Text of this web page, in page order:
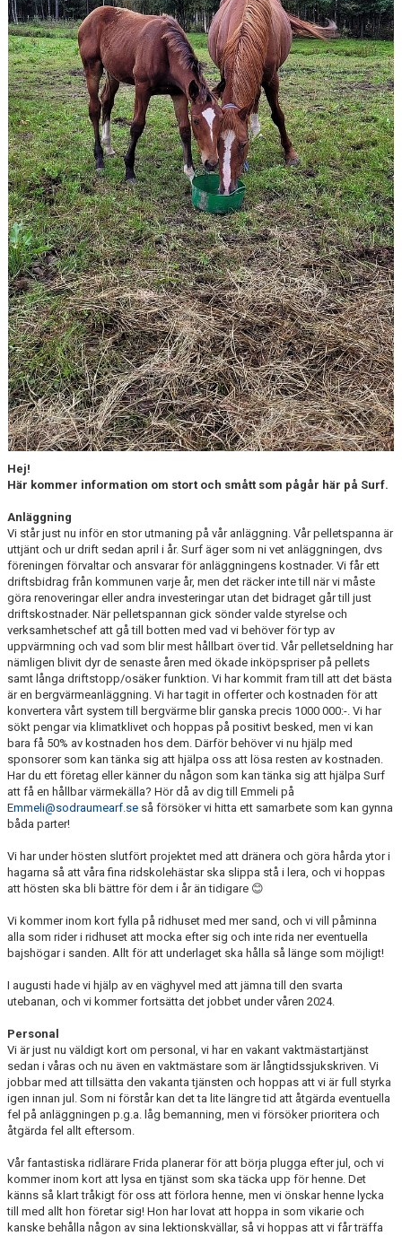
SURF-FONDEN
SURF-HÄNG
TORSDAGSDRESSYREN
BOKNINGAR
Hej!
Här kommer information om stort och smått som pågår här på Surf.
Anläggning
Vi står just nu inför en stor utmaning på vår anläggning. Vår pelletspanna är
uttjänt och ur drift sedan april i år. Surf äger som ni vet anläggningen, dvs
föreningen förvaltar och ansvarar för anläggningens kostnader. Vi får ett
driftsbidrag från kommunen varje år, men det räcker inte till när vi måste
göra renoveringar eller andra investeringar utan det bidraget går till just
driftskostnader. När pelletspannan gick sönder valde styrelse och
verksamhetschef att gå till botten med vad vi behöver för typ av
uppvärmning och vad som blir mest hållbart över tid. Vår pelletseldning har
nämligen blivit dyr de senaste åren med ökade inköpspriser på pellets
samt långa driftstopp/osäker funktion. Vi har kommit fram till att det bästa
är en bergvärmeanläggning. Vi har tagit in offerter och kostnaden för att
konvertera vårt system till bergvärme blir ganska precis 1000 000:-. Vi har
sökt pengar via klimatklivet och hoppas på positivt besked, men vi kan
bara få 50% av kostnaden hos dem. Därför behöver vi nu hjälp med
sponsorer som kan tänka sig att hjälpa oss att lösa resten av kostnaden.
Har du ett företag eller känner du någon som kan tänka sig att hjälpa Surf
att få en hållbar värmekälla? Hör då av dig till Emmeli på
Emmeli@sodraumearf.se så försöker vi hitta ett samarbete som kan gynna
båda parter!
Vi har under hösten slutfört projektet med att dränera och göra hårda ytor i
hagarna så att våra fina ridskolehästar ska slippa stå i lera, och vi hoppas
att hösten ska bli bättre för dem i år än tidigare 😊
Vi kommer inom kort fylla på ridhuset med mer sand, och vi vill påminna
alla som rider i ridhuset att mocka efter sig och inte rida ner eventuella
bajshögar i sanden. Allt för att underlaget ska hålla så länge som möjligt!
I augusti hade vi hjälp av en väghyvel med att jämna till den svarta
utebanan, och vi kommer fortsätta det jobbet under våren 2024.
Personal
Vi är just nu väldigt kort om personal, vi har en vakant vaktmästartjänst
sedan i våras och nu även en vaktmästare som är långtidssjukskriven. Vi
jobbar med att tillsätta den vakanta tjänsten och hoppas att vi är full styrka
igen innan jul. Som ni förstår kan det ta lite längre tid att åtgärda eventuella
fel på anläggningen p.g.a. låg bemanning, men vi försöker prioritera och
åtgärda fel allt eftersom.
Vår fantastiska ridlärare Frida planerar för att börja plugga efter jul, och vi
kommer inom kort att lysa en tjänst som ska täcka upp för henne. Det
känns så klart tråkigt för oss att förlora henne, men vi önskar henne lycka
till med allt hon företar sig! Hon har lovat att hoppa in som vikarie och
kanske behålla någon av sina lektionskvällar, så vi hoppas att vi får träffa